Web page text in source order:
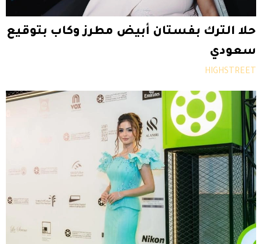
حلا الترك بفستان أبيض مطرز وكاب بتوقيع
سعودي
HIGHSTREET